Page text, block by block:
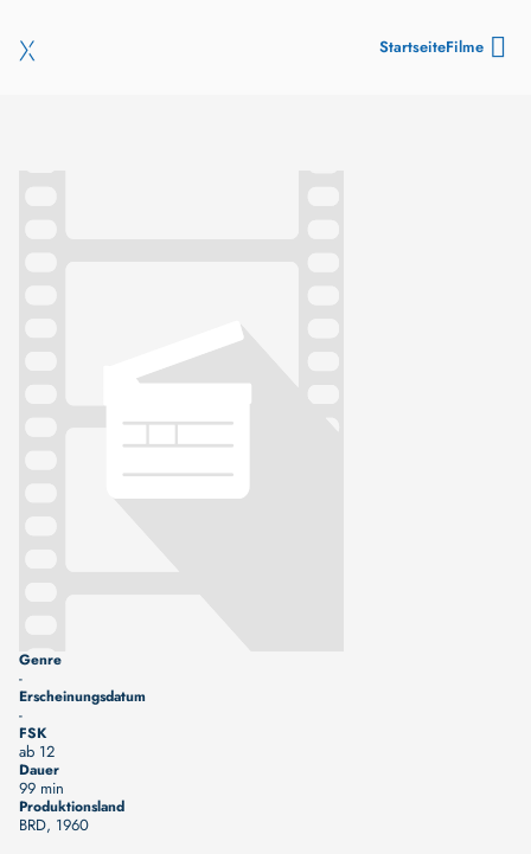
StartseiteFilme
Genre
-
Erscheinungsdatum
-
FSK
ab 12
Dauer
99 min
Produktionsland
BRD, 1960